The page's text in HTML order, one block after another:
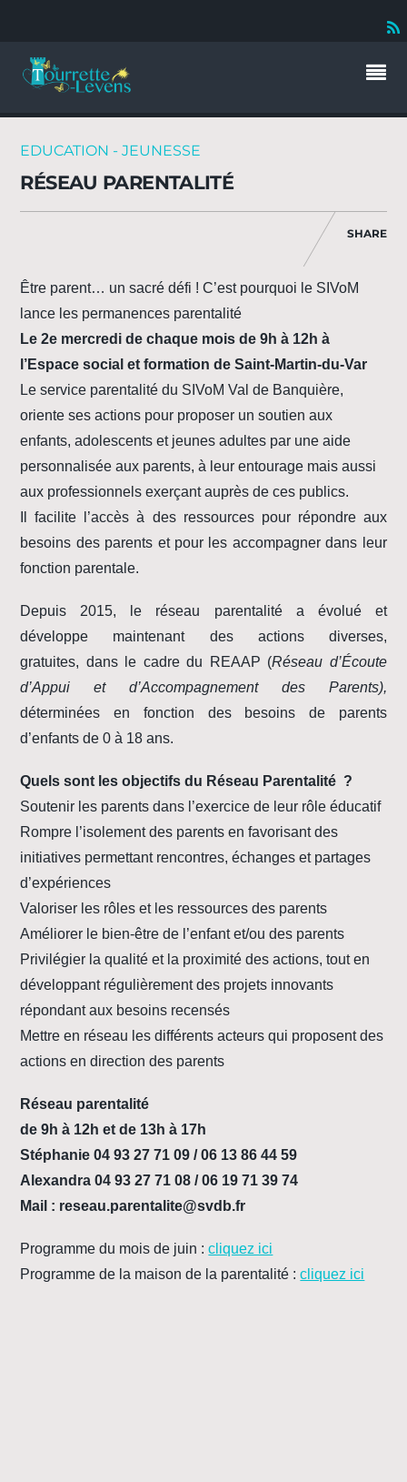
EDUCATION - JEUNESSE
RÉSEAU PARENTALITÉ
SHARE
Être parent… un sacré défi ! C’est pourquoi le SIVoM
lance les permanences parentalité
Le 2e mercredi de chaque mois de 9h à 12h à
l’Espace social et formation de Saint-Martin-du-Var
Le service parentalité du SIVoM Val de Banquière,
oriente ses actions pour proposer un soutien aux
enfants, adolescents et jeunes adultes par une aide
personnalisée aux parents, à leur entourage mais aussi
aux professionnels exerçant auprès de ces publics.
Il facilite l’accès à des ressources pour répondre aux
besoins des parents et pour les accompagner dans leur
fonction parentale.
Depuis 2015, le réseau parentalité a évolué et
développe maintenant des actions diverses,
gratuites, dans le cadre du REAAP (Réseau d’Écoute
d’Appui et d’Accompagnement des Parents),
déterminées en fonction des besoins de parents
d’enfants de 0 à 18 ans.
Quels sont les objectifs du Réseau Parentalité ?
Soutenir les parents dans l’exercice de leur rôle éducatif
Rompre l’isolement des parents en favorisant des
initiatives permettant rencontres, échanges et partages
d’expériences
Valoriser les rôles et les ressources des parents
Améliorer le bien-être de l’enfant et/ou des parents
Privilégier la qualité et la proximité des actions, tout en
développant régulièrement des projets innovants
répondant aux besoins recensés
Mettre en réseau les différents acteurs qui proposent des
actions en direction des parents
Réseau parentalité
de 9h à 12h et de 13h à 17h
Stéphanie 04 93 27 71 09 / 06 13 86 44 59
Alexandra 04 93 27 71 08 / 06 19 71 39 74
Mail : reseau.parentalite@svdb.fr
Programme du mois de juin :cliquez ici
Programme de la maison de la parentalité :cliquez ici